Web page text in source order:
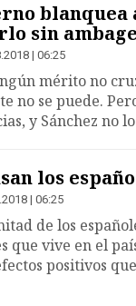
sin
| 06:25
mérito no
no se puede.
y Sánchez no
los
| 06:25
de los
que vive en el
positivos